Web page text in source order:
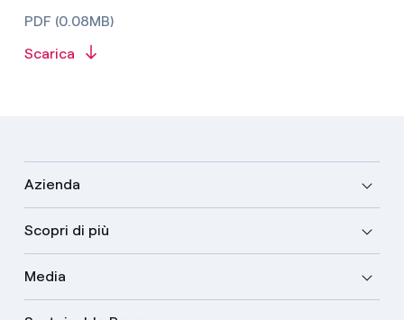
PDF (0.08MB)
Scarica
Azienda
Scopri di più
Media